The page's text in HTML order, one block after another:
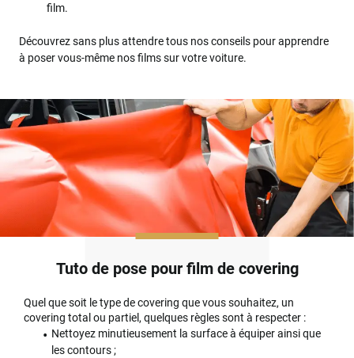
film.
Découvrez sans plus attendre tous nos conseils pour apprendre
à poser vous-même nos films sur votre voiture.
Tuto de pose pour film de covering
Quel que soit le type de covering que vous souhaitez, un
covering total ou partiel, quelques règles sont à respecter :
Nettoyez minutieusement la surface à équiper ainsi que
les contours ;